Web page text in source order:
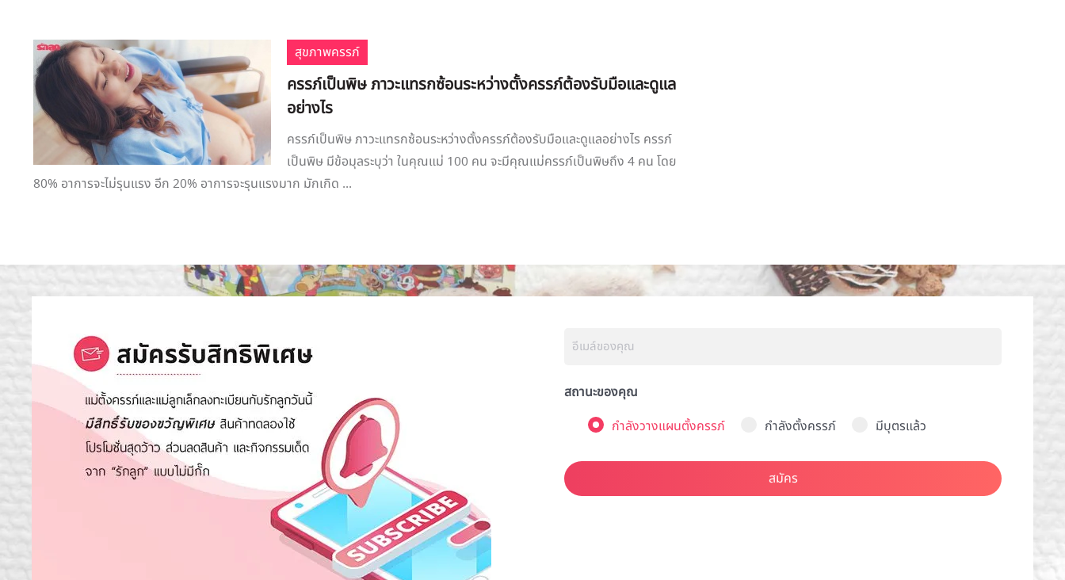
สุขภาพครรภ์
ครรภ์เป็นพิษ ภาวะแทรกซ้อนระหว่างตั้งครรภ์ต้องรับมือและดูแล
อย่างไร
ครรภ์เป็นพิษ ภาวะแทรกซ้อนระหว่างตั้งครรภ์ต้องรับมือและดูแลอย่างไร ครรภ์
เป็นพิษ มีข้อมุลระบุว่า ในคุณแม่ 100 คน จะมีคุณแม่ครรภ์เป็นพิษถึง 4 คน โดย
80% อาการจะไม่รุนแรง อีก 20% อาการจะรุนแรงมาก มักเกิด ...
สถานะของคุณ
กำลังวางแผนตั้งครรภ์
กำลังตั้งครรภ์ มีบุตรแล้ว
สมัคร